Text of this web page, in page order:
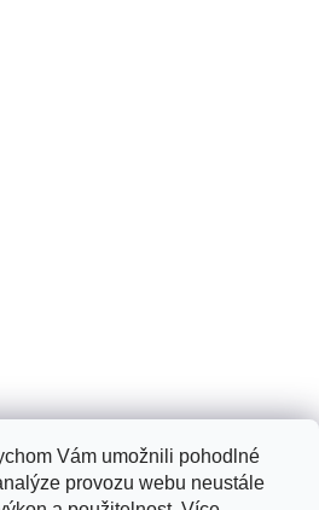
Vám umožnili pohodlné
provozu webu neustále